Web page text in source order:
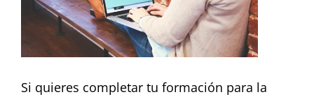
Si quieres completar tu formación para la